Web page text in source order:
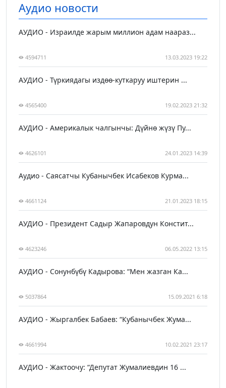
Аудио новости
АУДИО - Израилде жарым миллион адам наараз...
4594711 13.03.2023 19:22
АУДИО - Түркиядагы издөө-куткаруу иштерин ...
4565400 19.02.2023 21:32
АУДИО - Америкалык чалгынчы: Дүйнө жүзү Пу...
4626101 24.01.2023 14:39
Аудио - Саясатчы Кубанычбек Исабеков Курма...
4661124 21.01.2023 18:15
АУДИО - Президент Садыр Жапаровдун Констит...
4623246 06.05.2022 13:15
АУДИО - Сонунбүбү Кадырова: “Мен жазган Ка...
5037864 15.09.2021 6:18
АУДИО - Жыргалбек Бабаев: “Кубанычбек Жума...
4661994 10.02.2021 23:17
АУДИО - Жактоочу: “Депутат Жумалиевдин 16 ...